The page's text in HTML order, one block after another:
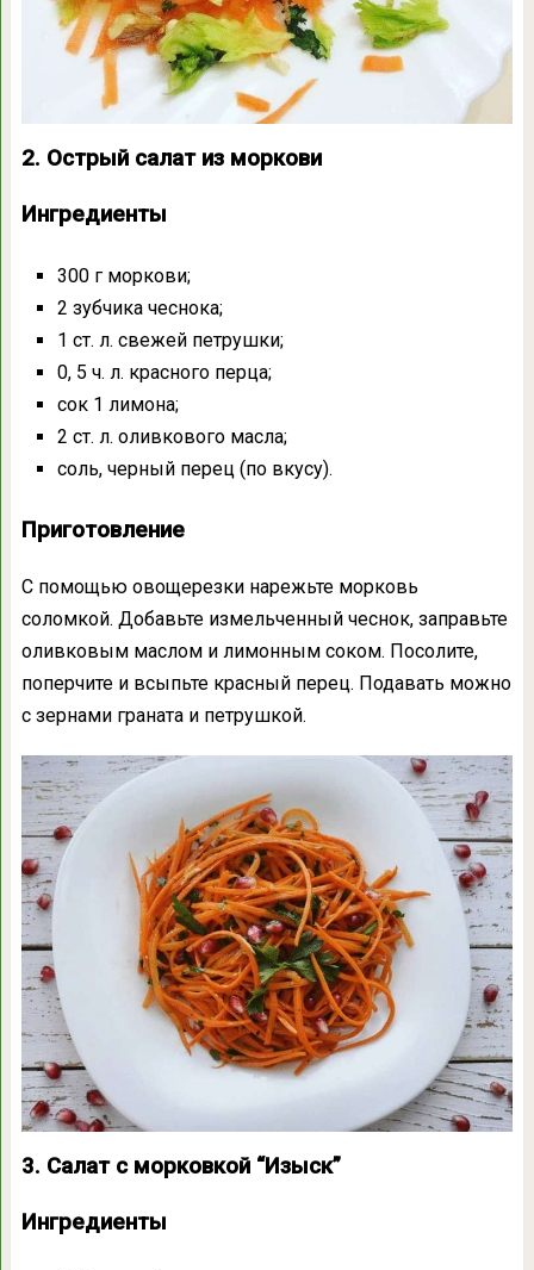
2. Острый салат из моркови
Ингредиенты
300 г моркови;
2 зубчика чеснока;
1 ст. л. свежей петрушки;
0, 5 ч. л. красного перца;
сок 1 лимона;
2 ст. л. оливкового масла;
соль, черный перец (по вкусу).
Приготовление
С помощью овощерезки нарежьте морковь
соломкой. Добавьте измельченный чеснок, заправьте
оливковым маслом и лимонным соком. Посолите,
поперчите и всыпьте красный перец. Подавать можно
с зернами граната и петрушкой.
3. Салат с морковкой “Изыск”
Ингредиенты